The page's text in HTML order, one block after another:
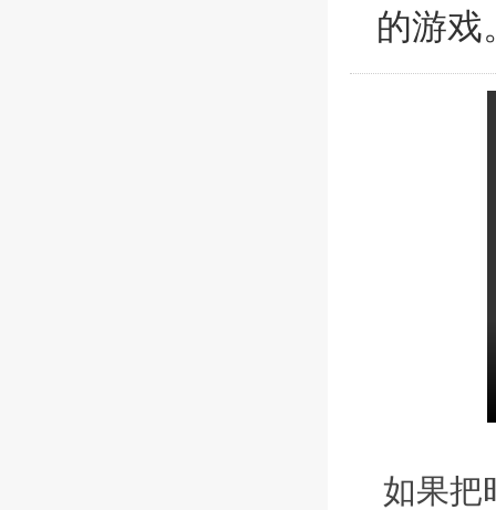
的游戏
如果把